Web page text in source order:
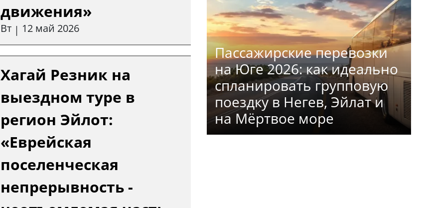
движения»
Вт| 12 май 2026
Хагай Резник на
выездном туре в
регион Эйлот:
«Еврейская
поселенческая
непрерывность -
Пассажирские перевозки
на Юге 2026: как идеально
спланировать групповую
поездку в Негев, Эйлат и
на Мёртвое море